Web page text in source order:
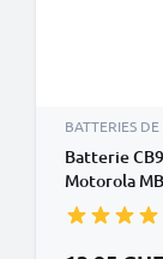
BATTERIES
Batterie
Motorola